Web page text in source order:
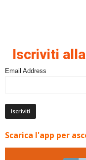
Iscriviti
Email Address
Scarica l'app per